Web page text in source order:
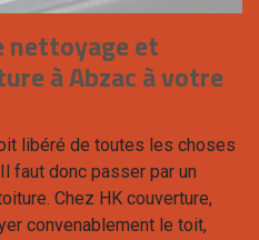
nettoyage et
à Abzac à votre
libéré de toutes les choses
faut donc passer par un
Chez HK couverture,
convenablement le toit,